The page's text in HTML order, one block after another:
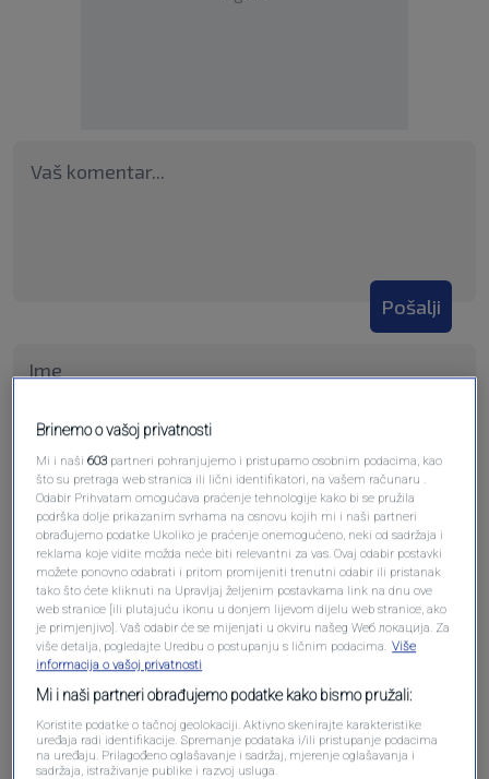
Pošalji
Pošalji komentar
Oglas
Brinemo o vašoj privatnosti
Mi i naši603 partneri pohranjujemo i pristupamo osobnim podacima, kao
što su pretraga web stranica ili lični identifikatori, na vašem računaru .
Odabir Prihvatam omogućava praćenje tehnologije kako bi se pružila
podrška dolje prikazanim svrhama na osnovu kojih mi i naši partneri
obrađujemo podatke Ukoliko je praćenje onemogućeno, neki od sadržaja i
reklama koje vidite možda neće biti relevantni za vas. Ovaj odabir postavki
možete ponovno odabrati i pritom promijeniti trenutni odabir ili pristanak
tako što ćete kliknuti na Upravljaj željenim postavkama link na dnu ove
web stranice [ili plutajuću ikonu u donjem lijevom dijelu web stranice, ako
je primjenjivo]. Vaš odabir će se mijenjati u okviru našeg Wеб локација. Za
više detalja, pogledajte Uredbu o postupanju s ličnim podacima. Više
informacija o vašoj privatnosti
Mi i naši partneri obrađujemo podatke kako bismo pružali:
Koristite podatke o tačnoj geolokaciji. Aktivno skenirajte karakteristike
uređaja radi identifikacije. Spremanje podataka i/ili pristupanje podacima
na uređaju. Prilagođeno oglašavanje i sadržaj, mjerenje oglašavanja i
sadržaja, istraživanje publike i razvoj usluga.